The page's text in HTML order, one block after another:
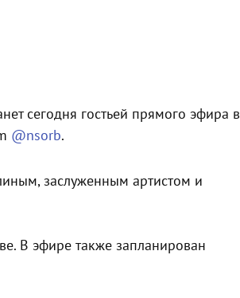
сегодня гостьей прямого эфира в
@nsorb.
заслуженным артистом и
В эфире также запланирован